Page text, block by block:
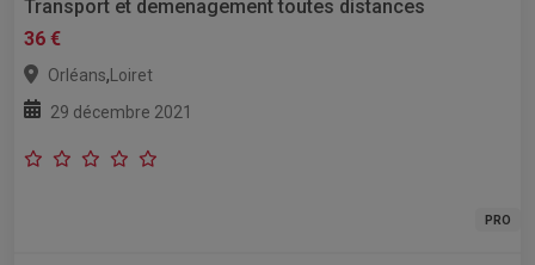
Transport et demenagement toutes distances
36 €
Orléans, Loiret
29 décembre 2021
PRO